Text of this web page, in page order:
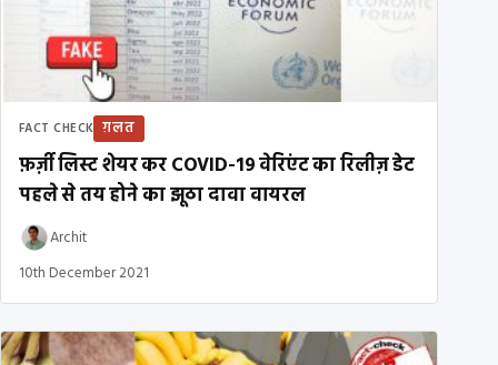
FACT CHECK ग़लत
फ़र्ज़ी लिस्ट शेयर कर COVID-19 वेरिएंट का रिलीज़ डेट
पहले से तय होने का झूठा दावा वायरल
Archit
10th December 2021